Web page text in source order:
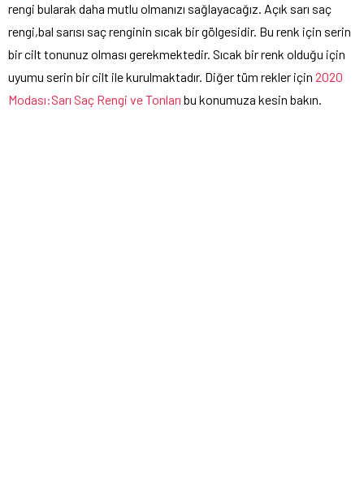
rengi bularak daha mutlu olmanızı sağlayacağız. Açık sarı saç
rengi,bal sarısı saç renginin sıcak bir gölgesidir. Bu renk için serin
bir cilt tonunuz olması gerekmektedir. Sıcak bir renk olduğu için
uyumu serin bir cilt ile kurulmaktadır. Diğer tüm rekler için 2020
Modası:Sarı Saç Rengi ve Tonları bu konumuza kesin bakın.